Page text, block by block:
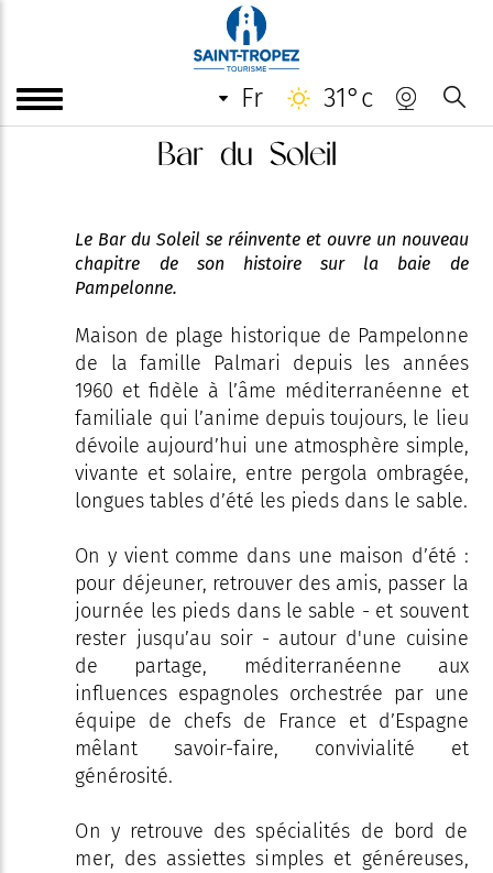
fr 31°c
Bar du Soleil
Le Bar du Soleil se réinvente et ouvre un nouveau
chapitre de son histoire sur la baie de
Pampelonne.
Maison de plage historique de Pampelonne
de la famille Palmari depuis les années
1960 et fidèle à l’âme méditerranéenne et
familiale qui l’anime depuis toujours, le lieu
dévoile aujourd’hui une atmosphère simple,
vivante et solaire, entre pergola ombragée,
longues tables d’été les pieds dans le sable.
On y vient comme dans une maison d’été :
pour déjeuner, retrouver des amis, passer la
journée les pieds dans le sable - et souvent
rester jusqu’au soir - autour d'une cuisine
de partage, méditerranéenne aux
influences espagnoles orchestrée par une
équipe de chefs de France et d’Espagne
mêlant savoir-faire, convivialité et
générosité.
On y retrouve des spécialités de bord de
mer, des assiettes simples et généreuses,